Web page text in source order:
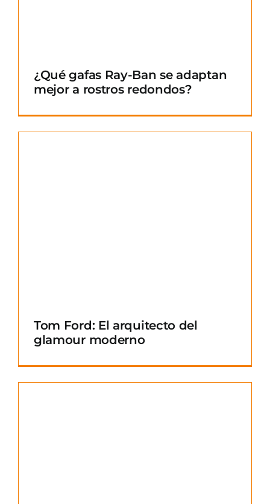
¿Qué gafas Ray-Ban se adaptan
mejor a rostros redondos?
Tom Ford: El arquitecto del
glamour moderno